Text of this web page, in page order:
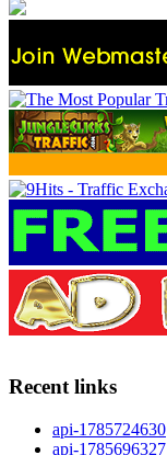
Recent links
api-1785724630
api-1785696327